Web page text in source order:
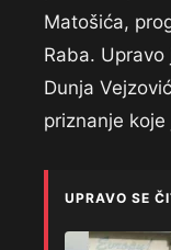
Matošića,
Raba.
Dunja
priznanje
UPRAVO SE